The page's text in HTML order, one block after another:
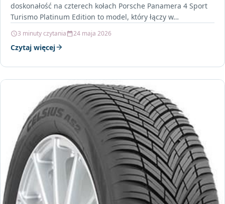
doskonałość na czterech kołach Porsche Panamera 4 Sport
Turismo Platinum Edition to model, który łączy w…
3 minuty czytania 24 maja 2026
Czytaj więcej